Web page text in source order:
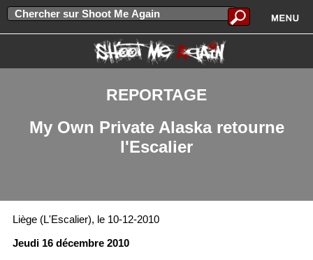
REPORTAGE
My Own Private Alaska retourne
l'Escalier
Liège (L'Escalier), le 10-12-2010
Jeudi 16 décembre 2010